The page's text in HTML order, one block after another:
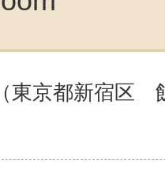
サイトマッ
東京都新宿区